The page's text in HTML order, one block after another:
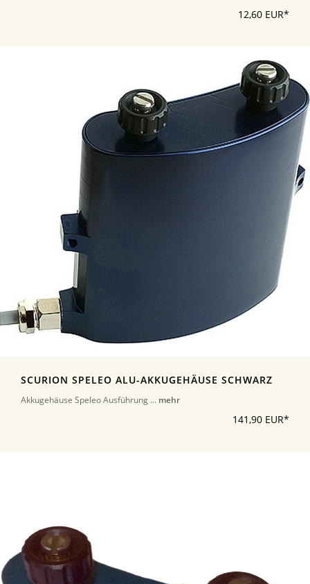
12,60 EUR*
SCURION SPELEO ALU-AKKUGEHÄUSE SCHWARZ
Akkugehäuse Speleo Ausführung ... mehr
141,90 EUR*